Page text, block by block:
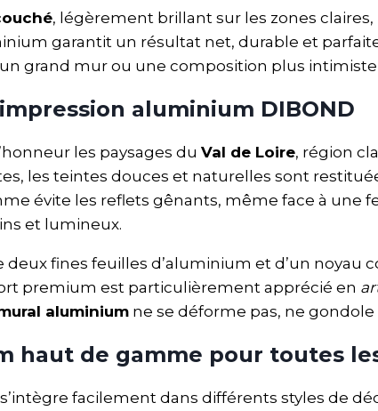
, légèrement brillant sur les zones
garantit un résultat net, durable et
grand mur ou une composition plus intimiste
aluminium DIBOND
les paysages du Val de Loire, région
les teintes douces et naturelles sont
évite les reflets gênants, même face à une
et lumineux.
deux fines feuilles d’aluminium et d’un noyau
premium est particulièrement apprécié en
aluminium ne se déforme pas, ne
haut de gamme pour toutes
s’intègre facilement dans différents styles de